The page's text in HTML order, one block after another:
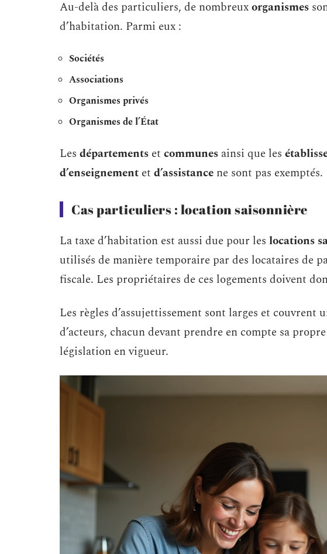
Au-delà des particuliers, de nombreuxorganismes
d’habitation. Parmi eux :
Sociétés
Associations
Organismes privés
Organismes de l’État
Les départements et communes ainsi que les
d’enseignement et d’assistance ne sont pas exemptés.
Cas particuliers : location saisonnière
La taxe d’habitation est aussi due pour les locations
utilisés de manière temporaire par des locataires de
fiscale. Les propriétaires de ces logements doivent
Les règles d’assujettissement sont larges et
d’acteurs, chacun devant prendre en compte sa
législation en vigueur.